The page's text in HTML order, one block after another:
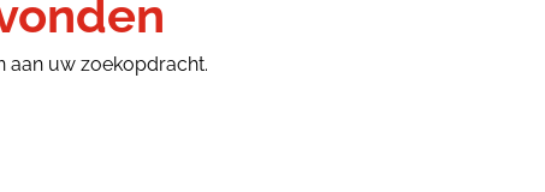
aan uw zoekopdracht.